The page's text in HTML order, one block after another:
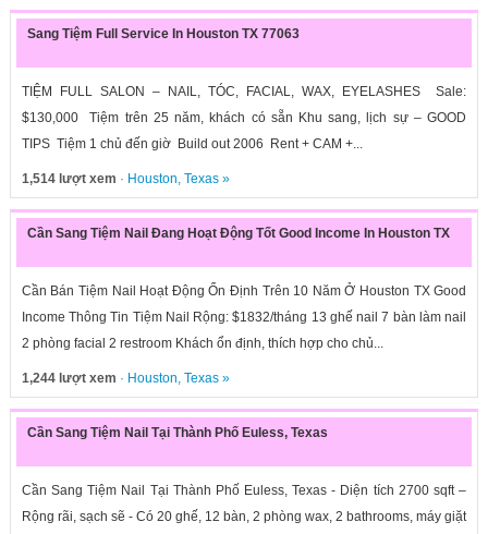
Sang Tiệm Full Service In Houston TX 77063
TIỆM FULL SALON – NAIL, TÓC, FACIAL, WAX, EYELASHES Sale:
$130,000 Tiệm trên 25 năm, khách có sẵn Khu sang, lịch sự – GOOD
TIPS Tiệm 1 chủ đến giờ Build out 2006 Rent + CAM +...
1,514 lượt xem · Houston, Texas»
Cần Sang Tiệm Nail Đang Hoạt Động Tốt Good Income In Houston TX
Cần Bán Tiệm Nail Hoạt Động Ổn Định Trên 10 Năm Ở Houston TX Good
Income Thông Tin Tiệm Nail Rộng: $1832/tháng 13 ghế nail 7 bàn làm nail
2 phòng facial 2 restroom Khách ổn định, thích hợp cho chủ...
1,244 lượt xem · Houston, Texas»
Cần Sang Tiệm Nail Tại Thành Phố Euless, Texas
Cần Sang Tiệm Nail Tại Thành Phố Euless, Texas - Diện tích 2700 sqft –
Rộng rãi, sạch sẽ - Có 20 ghế, 12 bàn, 2 phòng wax, 2 bathrooms, máy giặt